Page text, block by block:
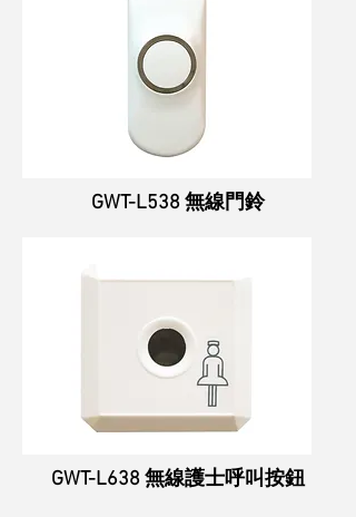
GWT-L538 無線門鈴
GWT-L638 無線護士呼叫按鈕